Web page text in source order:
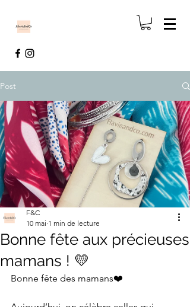
Post
Bonne fête aux précieuses
mamans ! 💛
F&C
10 mai 1 min de lecture
Bonne fête des mamans❤️